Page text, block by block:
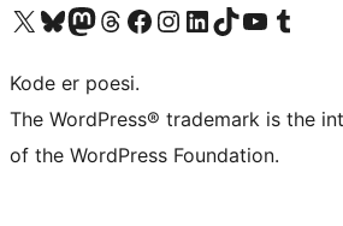
Besøk vår konto på X Visit our Bluesky account
Besøk vår Mastodon-konto
Visit our Threads account
Besøk vår Facebook-sideBesøk vår Instagram-konto
Besøk vår LinkedIn-konto
Visit our TikTok account
Visit our YouTube channel
Visit our Tumblr
Kode er poesi.
The WordPress® trademark is the
of the WordPress Foundation.